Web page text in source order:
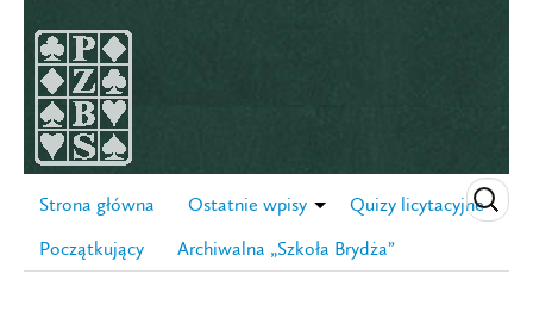
Strona główna Ostatnie wpisy
Quizy licytacyjne
Początkujący
Archiwalna „Szkoła Brydża”